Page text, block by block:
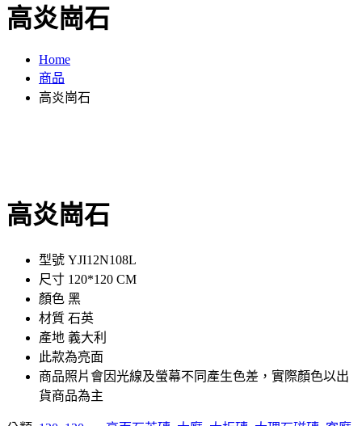
高炎崗石
Home
商品
高炎崗石
高炎崗石
型號 YJI12N108L
尺寸 120*120 CM
顏色 黑
材質 石英
產地 義大利
此款為亮面
商品照片會因光線及螢幕不同產生色差，實際顏色以出
貨商品為主